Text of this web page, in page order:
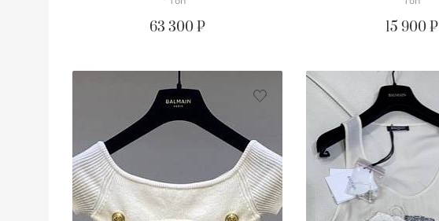
нужного размера
ПОДРОБНЕЕ
63 300 ₽
С БИРКОЙ
15 900 ₽